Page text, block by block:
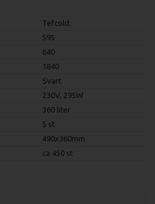
Tefcold
595
640
1840
Svart
230V, 295W
360 liter
5 st
490x360mm
ca 450 st